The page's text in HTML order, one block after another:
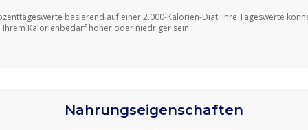
basierend auf einer 2.000-Kalorien-Diät. Ihre Tageswerte
Ihrem Kalorienbedarf höher oder niedriger sein.
Nahrungseigenschaften